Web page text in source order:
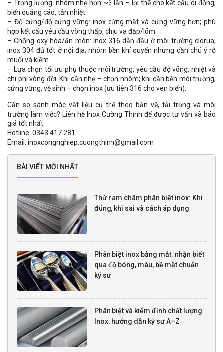
– Trọng lượng: nhôm nhẹ hơn ~3 lần – lợi thế cho kết cấu di động,
biển quảng cáo, tản nhiệt.
– Độ cứng/độ cứng vững: inox cứng mặt và cứng vững hơn; phù
hợp kết cấu yêu cầu võng thấp, chịu va đập/lõm.
– Chống oxy hóa/ăn mòn: inox 316 dẫn đầu ở môi trường clorua;
inox 304 đủ tốt ở nội địa; nhôm bền khí quyển nhưng cần chú ý rỗ
muối và kiềm.
– Lựa chọn tối ưu phụ thuộc môi trường, yêu cầu độ võng, nhiệt và
chi phí vòng đời. Khi cần nhẹ – chọn nhôm; khi cần bền môi trường,
cứng vững, vệ sinh – chọn inox (ưu tiên 316 cho ven biển).
Cần so sánh mác vật liệu cụ thể theo bản vẽ, tải trọng và môi
trường làm việc? Liên hệ Inox Cường Thịnh để được tư vấn và báo
giá tốt nhất.
Hotline: 0343.417.281
Email: inoxcongnghiep.cuongthinh@gmail.com
BÀI VIẾT MỚI NHẤT
Thử nam châm phân biệt inox: Khi
đúng, khi sai và cách áp dụng
Phân biệt inox bằng mắt: nhận biết
qua độ bóng, màu, bề mặt chuẩn
kỹ sư
Phân biệt và kiểm định chất lượng
Inox: hướng dẫn kỹ sư A–Z